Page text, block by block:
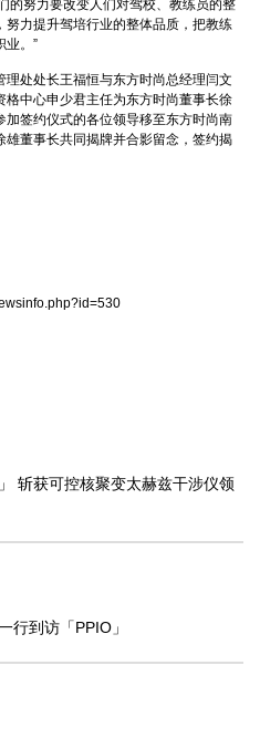
的努力要改变人们对驾校、教练员的整
力提升驾培行业的整体品质，把教练
业。”
处处长王福恒与东方时尚总经理闫文
中心申少君主任为东方时尚董事长徐
签约仪式的各位领导移至东方时尚南
董事长共同揭牌并合影留念，签约揭
斩获可控核聚变太赫兹干涉仪领
行到访「PPIO」